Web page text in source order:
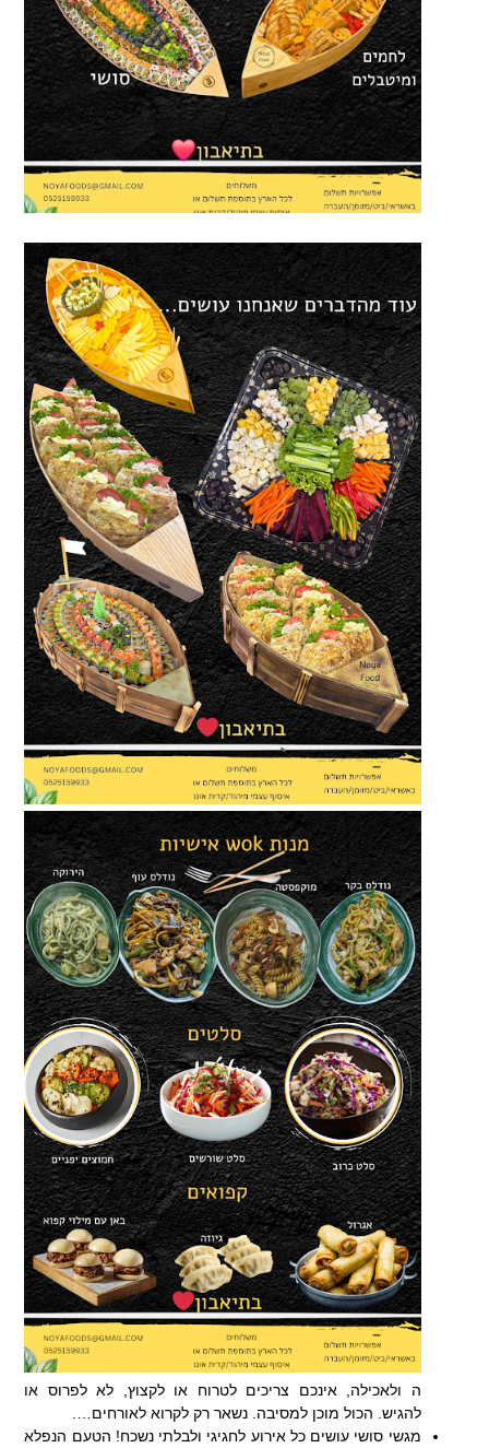
ה ולאכילה, אינכם צריכים לטרוח או לקצוץ, לא לפרוס או
להגיש. הכול מוכן למסיבה. נשאר רק לקרוא לאורחים….
מגשי סושי עושים כל אירוע לחגיגי ולבלתי נשכח! הטעם הנפלא